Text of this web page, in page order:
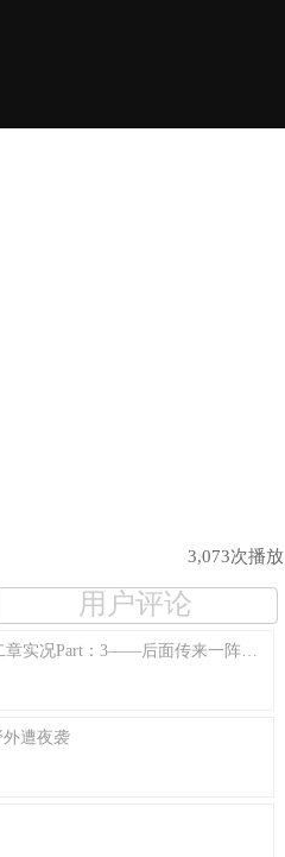
3,073次播放
用户评论
【新人奖第五季】《乌拉尔山》第二章实况Part：3——后面传来一阵凉意
外遭夜袭